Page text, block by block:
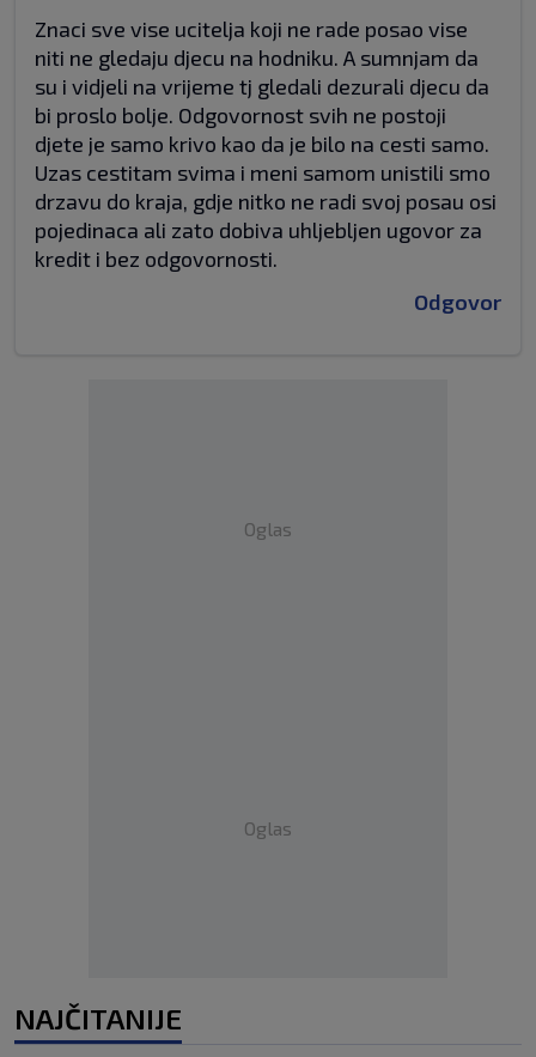
Znaci sve vise ucitelja koji ne rade posao vise
niti ne gledaju djecu na hodniku. A sumnjam da
su i vidjeli na vrijeme tj gledali dezurali djecu da
bi proslo bolje. Odgovornost svih ne postoji
djete je samo krivo kao da je bilo na cesti samo.
Uzas cestitam svima i meni samom unistili smo
drzavu do kraja, gdje nitko ne radi svoj posau osi
pojedinaca ali zato dobiva uhljebljen ugovor za
kredit i bez odgovornosti.
Odgovor
Oglas
Oglas
NAJČITANIJE